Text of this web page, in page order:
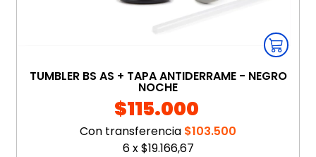
TUMBLER BS AS + TAPA ANTIDERRAME - NEGRO
NOCHE
$115.000
Con transferencia $103.500
6x$19.166,67